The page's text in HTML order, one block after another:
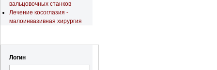
вальцовочных станков
Лечение косоглазия -
малоинвазивная хирургия
Логин